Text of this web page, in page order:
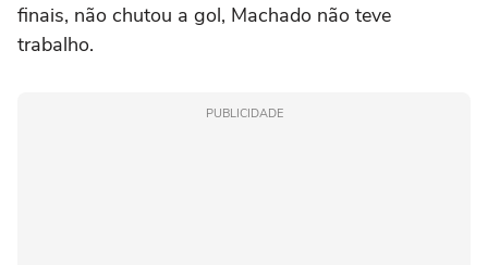
finais, não chutou a gol, Machado não teve
trabalho.
PUBLICIDADE